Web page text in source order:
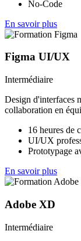
No-Code
En savoir plus
Figma UI/UX
Intermédiaire
Design d'interfaces
collaboration en
16 heures de
UI/UX
Prototypage
En savoir plus
Adobe XD
Intermédiaire